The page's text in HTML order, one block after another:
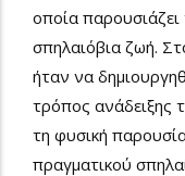
οποία
σπηλαιόβια ζωή.
ήταν να
τρόπος ανάδειξης
τη φυσική
πραγματικού